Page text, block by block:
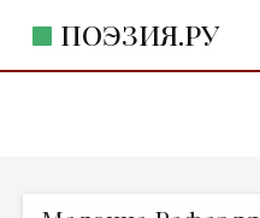
ПОЭЗИЯ.РУ